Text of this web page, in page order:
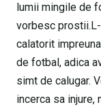
lumii mingile de
vorbesc
calatorit
de fotbal, adica
simt de calugar.
incerca sa injure,